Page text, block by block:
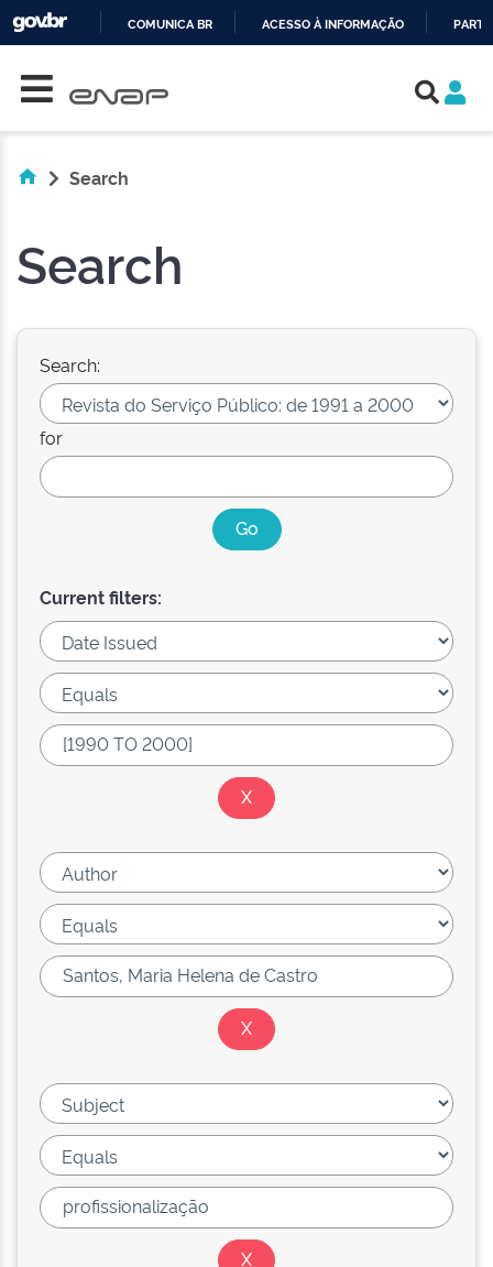
COMUNICA BR ACESSO À INFORMAÇÃO
Search
Search
Search:
for
Current filters: